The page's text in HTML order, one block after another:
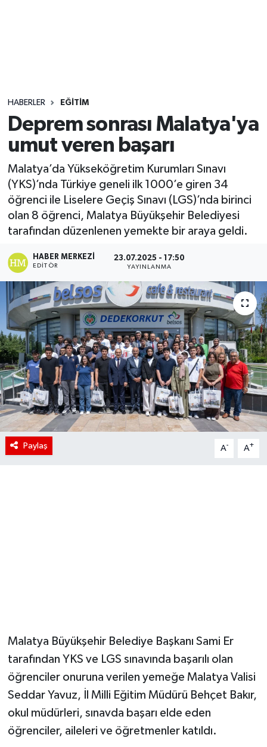
HABERLER EĞITIM
Deprem sonrası Malatya'ya
umut veren başarı
Malatya’da Yükseköğretim Kurumları Sınavı
(YKS)’nda Türkiye geneli ilk 1000’e giren 34
öğrenci ile Liselere Geçiş Sınavı (LGS)’nda birinci
olan 8 öğrenci, Malatya Büyükşehir Belediyesi
tarafından düzenlenen yemekte bir araya geldi.
HABER MERKEZI
EDITÖR
23.07.2025 - 17:50
YAYINLANMA
Paylaş A- A+
Malatya Büyükşehir Belediye Başkanı Sami Er
tarafından YKS ve LGS sınavında başarılı olan
öğrenciler onuruna verilen yemeğe Malatya Valisi
Seddar Yavuz, İl Milli Eğitim Müdürü Behçet Bakır,
okul müdürleri, sınavda başarı elde eden
öğrenciler, aileleri ve öğretmenler katıldı.
Yaşam